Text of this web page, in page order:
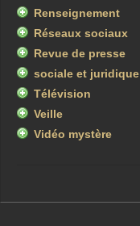
Renseignement
Réseaux sociaux
Revue de presse
sociale et juridique
Télévision
Veille
Vidéo mystère